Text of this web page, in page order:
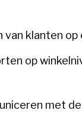
van klanten
op
met